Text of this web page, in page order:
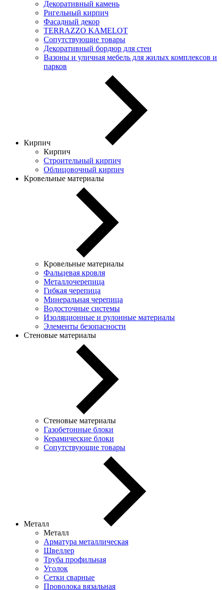
Декоративный камень
Ригельный кирпич
Фасадный декор
TERRAZZO KAMELOT
Сопутствующие товары
Декоративный бордюр для стен
Вазоны и уличная мебель для жилых комплексов и
парков
Кирпич
Кирпич
Строительный кирпич
Облицовочный кирпич
Кровельные материалы
Кровельные материалы
Фальцевая кровля
Металлочерепица
Гибкая черепица
Минеральная черепица
Водосточные системы
Изоляционные и рулонные материалы
Элементы безопасности
Стеновые материалы
Стеновые материалы
Газобетонные блоки
Керамические блоки
Сопутствующие товары
Металл
Металл
Арматура металлическая
Швеллер
Труба профильная
Уголок
Сетки сварные
Проволока вязальная